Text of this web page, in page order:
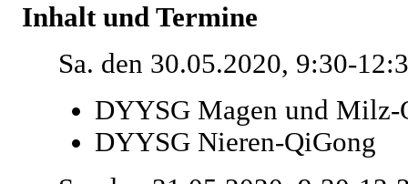
Inhalt und Termine
Sa. den 30.05.2020, 9:30-
DYYSG Magen und Milz-
DYYSG Nieren-QiGong